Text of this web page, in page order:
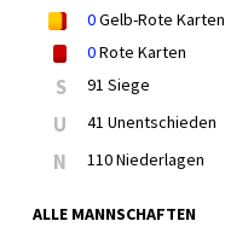
0Gelb-Rote Karten
0Rote Karten
S 91 Siege
U 41 Unentschieden
N 110 Niederlagen
ALLE MANNSCHAFTEN